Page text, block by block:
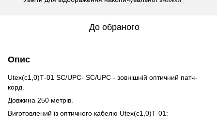
До обраного
Опис
Utex(с1,0)Т-01 SC/UPC- SC/UPC - зовнішній оптичний патч-
корд.
Довжина 250 метрів.
Виготовлений із оптичного кабелю Utex(с1,0)Т-01: